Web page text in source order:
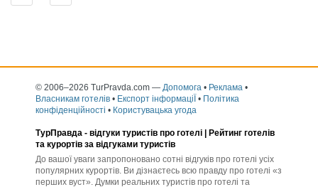
© 2006–2026 TurPravda.com — Допомога • Реклама •
Власникам готелів • Експорт інформаціЇ • Політика
конфіденційності • Користувацька угода
ТурПравда - відгуки туристів про готелі | Рейтинг готелів
та курортів за відгуками туристів
До вашої уваги запропоновано сотні відгуків про готелі усіх
популярних курортів. Ви дізнаєтесь всю правду про готелі «з
перших вуст». Думки реальних туристів про готелі та